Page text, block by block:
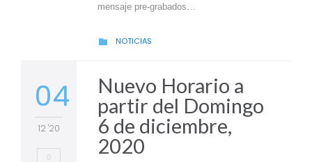
mensaje pre-grabados…
 CATEGORY
NOTICIAS
04
12 '20
0
Nuevo Horario a
partir del Domingo
6 de diciembre,
2020